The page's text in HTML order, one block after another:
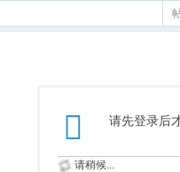
请先登录后
请稍候...